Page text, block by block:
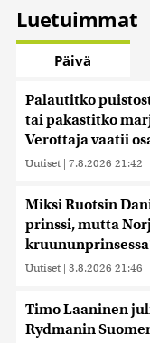
Luetuimmat
Päivä
Palautitko
tai pakastitko
Verottaja vaatii
Uutiset | 7.8.2026 21:42
Miksi Ruotsin
prinssi, mutta
Uutiset | 3.8.2026 21:46
Timo Laaninen
Rydmanin